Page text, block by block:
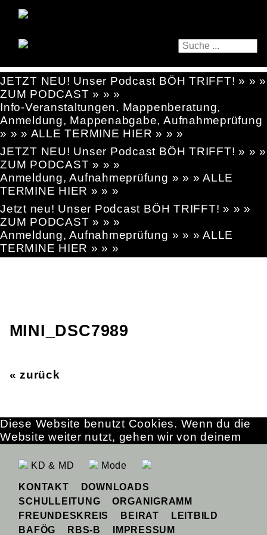
JETZT NEU! Unser Podcast BÖH TRIFFT! » » »
ZUM PODCAST » » »
Info-Veranstaltungen, Mappenberatung,
Anmeldung, Mappenabgabe, Aufnahmeprüfung
» » » ALLE TERMINE HIER » » »
JETZT NEU! Unser Podcast BÖH TRIFFT! » » »
ZUM PODCAST » » »
Anmeldung, Aufnahmeprüfung » » » ALLE
TERMINE HIER » » »
Jetzt neu! Unser Podcast BÖH TRIFFT! » » »
ZUM PODCAST » » »
Anmeldung, Aufnahmeprüfung » » » ALLE
TERMINE HIER » » »
MINI_DSC7989
« zurück
KD & MD Mode
KONTAKT
DOWNLOADS
SCHULLEITUNG
ORGANIGRAMM
FREUNDESKREIS
BEIRAT
LEITBILD
BAFÖG
RBS-B IMPRESSUM
Diese Website benutzt Cookies. Wenn du die
Website weiter nutzt, gehen wir von deinem